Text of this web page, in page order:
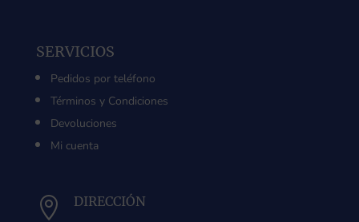
SERVICIOS
Pedidos por teléfono
Términos y Condiciones
Devoluciones
Mi cuenta
 DIRECCIÓN